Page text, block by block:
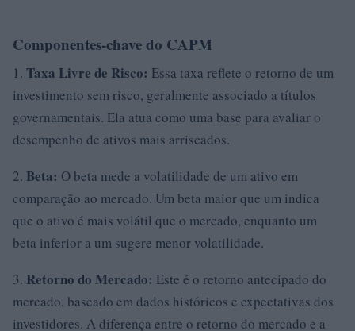
Componentes-chave do CAPM
1. Taxa Livre de Risco: Essa taxa reflete o retorno de um
investimento sem risco, geralmente associado a títulos
governamentais. Ela atua como uma base para avaliar o
desempenho de ativos mais arriscados.
2. Beta: O beta mede a volatilidade de um ativo em
comparação ao mercado. Um beta maior que um indica
que o ativo é mais volátil que o mercado, enquanto um
beta inferior a um sugere menor volatilidade.
3. Retorno do Mercado: Este é o retorno antecipado do
mercado, baseado em dados históricos e expectativas dos
investidores. A diferença entre o retorno do mercado e a